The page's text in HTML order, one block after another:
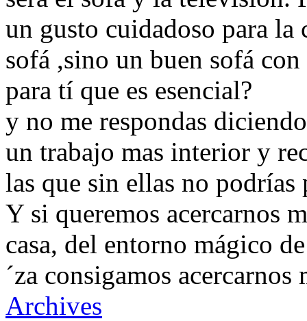
un gusto cuidadoso para la
sofá ,sino un buen sofá
para tí que es esencial?
y no me respondas
un trabajo mas interior y
las que sin ellas no podrías
Y si queremos acercarnos
casa, del entorno mágico
´za consigamos acercarnos
Archives